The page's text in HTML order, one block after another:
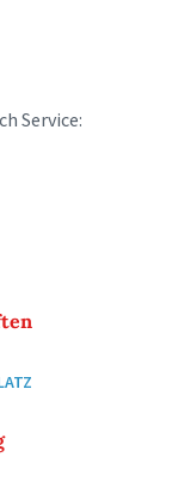
Service: